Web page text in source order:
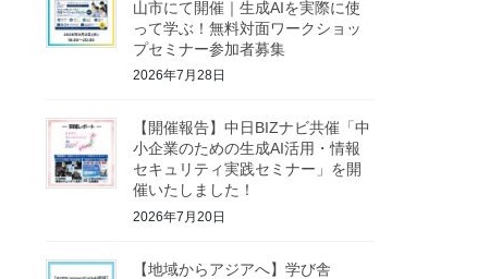
山市にて開催｜生成AIを実際に使
って学ぶ！無料対面ワークショッ
プセミナー参加者募集
2026年7月28日
【開催報告】中日BIZナビ共催「中
小企業のための生成AI活用・情報
セキュリティ実践セミナー」を開
催いたしました！
2026年7月20日
【地域からアジアへ】学び舎